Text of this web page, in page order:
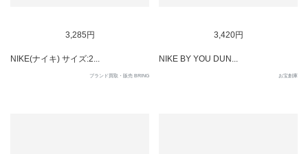
3,285円
NIKE(ナイキ) サイズ:2...
ブランド買取・販売 BRING
3,420円
NIKE BY YOU DUN...
お宝創庫